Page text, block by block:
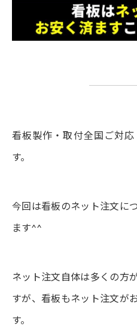
看板製作・取付全国ご対
す。
今回は看板のネット注文に
ます^^
ネット注文自体は多くの方
すが、看板もネット注文が
す。